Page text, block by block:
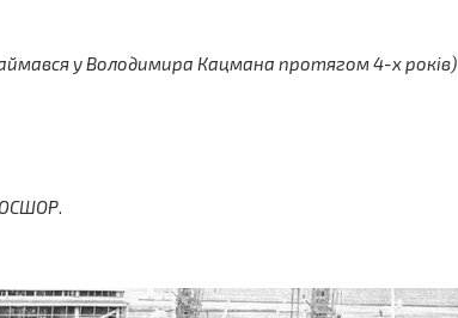
у Володимира Кацмана протягом 4-х років)
.